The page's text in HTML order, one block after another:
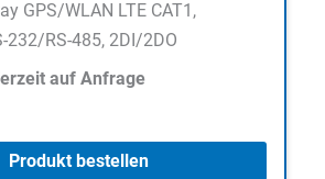
GPS/WLAN LTE CAT1,
232/RS-485, 2DI/2DO
auf Anfrage
Produkt bestellen